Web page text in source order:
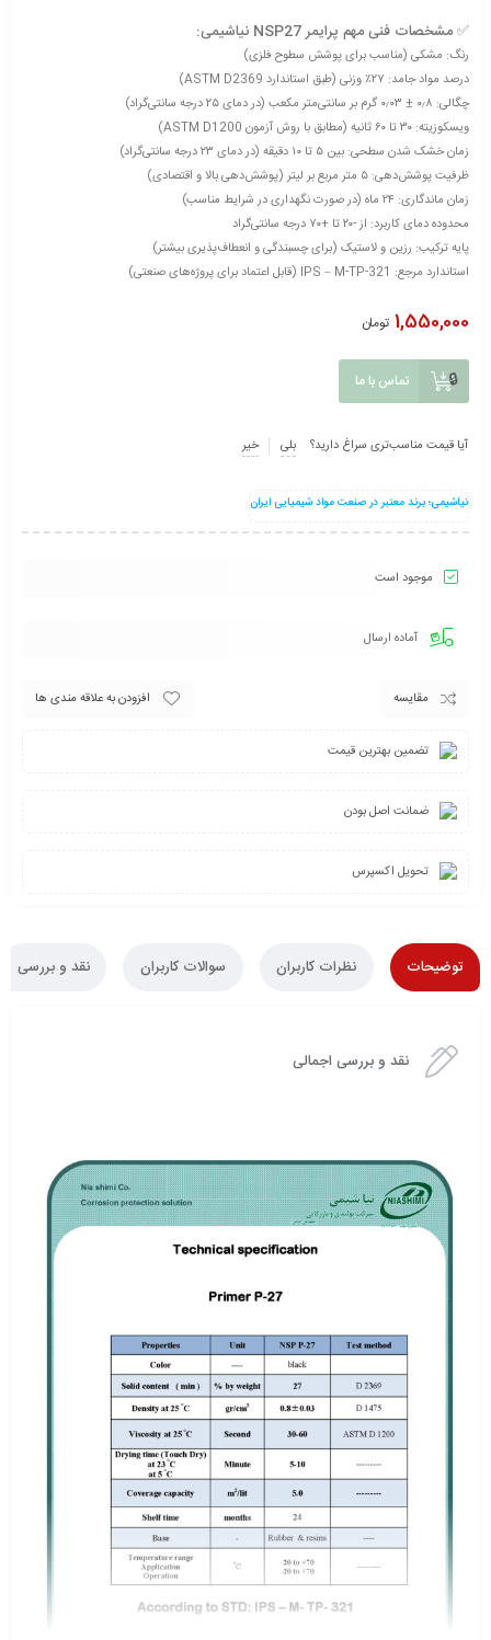
✅ مشخصات فنی مهم پرایمر NSP27 نیاشیمی:
رنگ: مشکی (مناسب برای پوشش سطوح فلزی)
درصد مواد جامد: ۲۷٪ وزنی (طبق استاندارد ASTM D2369)
چگالی: ۰٫۸ ± ۰٫۰۳ گرم بر سانتی‌متر مکعب (در دمای ۲۵ درجه سانتی‌گراد)
ویسکوزیته: ۳۰ تا ۶۰ ثانیه (مطابق با روش آزمون ASTM D1200)
زمان خشک شدن سطحی: بین ۵ تا ۱۰ دقیقه (در دمای ۲۳ درجه سانتی‌گراد)
ظرفیت پوشش‌دهی: ۵ متر مربع بر لیتر (پوشش‌دهی بالا و اقتصادی)
زمان ماندگاری: ۲۴ ماه (در صورت نگهداری در شرایط مناسب)
محدوده دمای کاربرد: از -۲۰ تا +۷۰ درجه سانتی‌گراد
پایه ترکیب: رزین و لاستیک (برای چسبندگی و انعطاف‌پذیری بیشتر)
استاندارد مرجع: IPS – M-TP-321 (قابل اعتماد برای پروژه‌های صنعتی)
1,550,000 تومان
تماس با ما
آیا قیمت مناسب‌تری سراغ دارید؟ بلی خیر
نیاشیمی؛ برند معتبر در صنعت مواد شیمیایی ایران
موجود است
آماده ارسال
مقایسه افزودن به علاقه مندی ها
تضمین بهترین قیمت
ضمانت اصل بودن
تحویل اکسپرس
توضیحات نظرات کاربران سوالات کاربران نقد و بررسی
نقد و بررسی اجمالی